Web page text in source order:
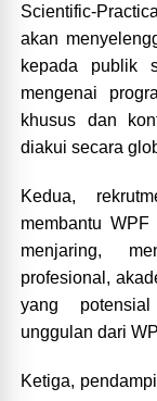
Scientific-
akan
kepada publik
mengenai
khusus dan
diakui secara
Kedua,
membantu
menjaring,
profesional,
yang
unggulan dari
Ketiga,